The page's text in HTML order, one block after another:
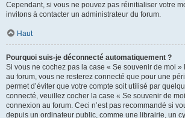
Cependant, si vous ne pouvez pas réinitialiser votre
invitons à contacter un administrateur du forum.
Haut
Pourquoi suis-je déconnecté automatiquement ?
Si vous ne cochez pas la case « Se souvenir de moi »
au forum, vous ne resterez connecté que pour une
permet d’éviter que votre compte soit utilisé par
connecté, veuillez cocher la case « Se souvenir de
connexion au forum. Ceci n’est pas recommandé si
depuis un ordinateur public, comme une librairie, un